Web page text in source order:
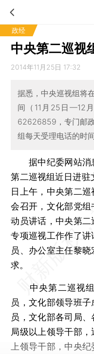
政经
中央第二巡视
2014年11月25日 17:32
据悉，中央巡视组将
间（11月25日—12
62626859，专门邮
组每天受理电话的时
据中纪委网站消
第二巡视组近日进
日上午，中央第二
会召开，文化部党
动员讲话，中央第
专项巡视工作作了
员、办公室主任黎
求。
中央第二巡视组
员，文化部领导班
员，文化部各司局
局级以上领导干部
上领导干部，中央